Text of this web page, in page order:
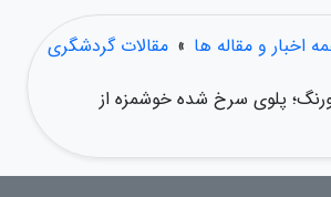
اخبار و مقاله ها » مقالات گردشگری
پلوی سرخ شده خوشمزه از